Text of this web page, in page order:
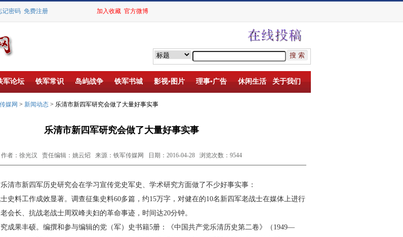
记密码 免费注册 加入收藏 官方微博
军论坛 铁军常识 岛屿战争 铁军书城 影视▪图片 理事▪广告 休闲生活 关于我们
媒网 > 新闻动态 > 乐清市新四军研究会做了大量好事实事
乐清市新四军研究会做了大量好事实事
作者：徐光汉 责任编辑：姚云炤 来源：铁军传媒网 日期：2016-04-28 浏览次数：9544
清市新四军历史研究会在学习宣传党史军史、学术研究方面做了不少好事实事：
史料工作成效显著。 调查征集史料60多篇，约15万字，对健在的10名新四军老战士在媒体上进行
会长、抗战老战士周双峰夫妇的革命事迹，时间达20分钟。
成果丰硕。 编撰和参与编辑的党（军）史书籍5册：《中国共产党乐清历史第二卷》（ 1949—